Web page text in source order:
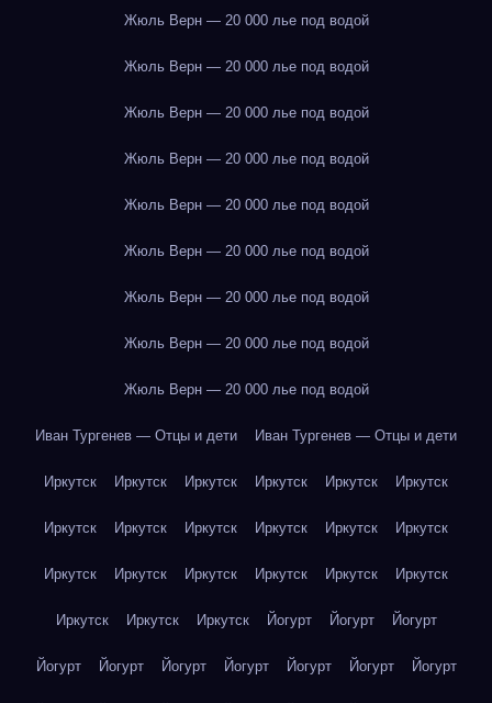
Жюль Верн — 20 000 лье под водой
Жюль Верн — 20 000 лье под водой
Жюль Верн — 20 000 лье под водой
Жюль Верн — 20 000 лье под водой
Жюль Верн — 20 000 лье под водой
Жюль Верн — 20 000 лье под водой
Жюль Верн — 20 000 лье под водой
Жюль Верн — 20 000 лье под водой
Жюль Верн — 20 000 лье под водой
Иван Тургенев — Отцы и дети Иван Тургенев — Отцы и дети
Иркутск Иркутск Иркутск Иркутск Иркутск Иркутск
Иркутск Иркутск Иркутск Иркутск Иркутск Иркутск
Иркутск Иркутск Иркутск Иркутск Иркутск Иркутск
Иркутск Иркутск Иркутск Йогурт Йогурт Йогурт
Йогурт Йогурт Йогурт Йогурт Йогурт Йогурт Йогурт